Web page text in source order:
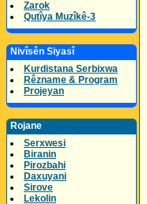
Zarok
Qutîya Muzîkê-3
Nivîsên Siyasî
Kurdistana Serbixwa
Rêzname & Program
Projeyan
Rojane
Serxwesi
Biranin
Pirozbahi
Daxuyani
Sirove
Lekolin